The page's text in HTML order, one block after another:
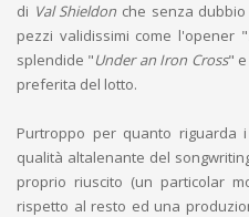
di Val Shieldon che senza
pezzi validissimi come l'opener "
splendide "Under an Iron Cross"
preferita del lotto.
Purtroppo per quanto riguarda
qualità altalenante del
proprio riuscito (un particolar
rispetto al resto ed una